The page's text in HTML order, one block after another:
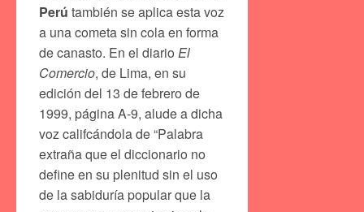
Perú también se aplica esta voz
a una cometa sin cola en forma
de canasto. En el diario El
Comercio, de Lima, en su
edición del 13 de febrero de
1999, página A-9, alude a dicha
voz califcándola de “Palabra
extraña que el diccionario no
define en su plenitud sin el uso
de la sabiduría popular que la